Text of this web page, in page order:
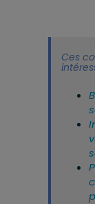
Ces